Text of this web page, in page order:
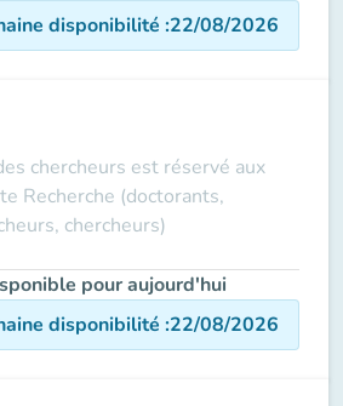
disponibilité :22/08/2026
chercheurs est réservé aux
Recherche (doctorants,
chercheurs)
pour aujourd'hui
disponibilité :22/08/2026